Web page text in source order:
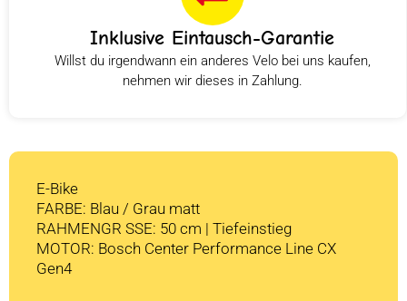
Inklusive Eintausch-Garantie
Willst du irgendwann ein anderes Velo bei uns kaufen,
nehmen wir dieses in Zahlung.
E-Bike
FARBE: Blau / Grau matt
RAHMENGR SSE: 50 cm | Tiefeinstieg
MOTOR: Bosch Center Performance Line CX
Gen4